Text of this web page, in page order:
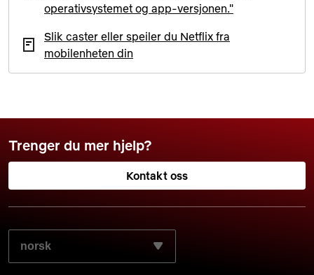
operativsystemet og app-versjonen."
Slik caster eller speiler du Netflix fra
mobilenheten din
Trenger du mer hjelp?
Kontakt oss
VELG DET SPRÅKET DU FORETREKKER: